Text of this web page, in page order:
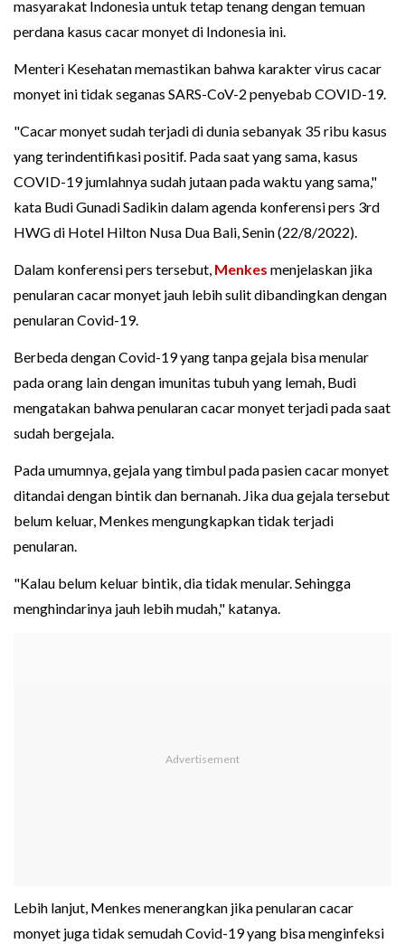
masyarakat Indonesia untuk tetap tenang dengan temuan
perdana kasus cacar monyet di Indonesia ini.
Menteri Kesehatan memastikan bahwa karakter virus cacar
monyet ini tidak seganas SARS-CoV-2 penyebab COVID-19.
"Cacar monyet sudah terjadi di dunia sebanyak 35 ribu kasus
yang terindentifikasi positif. Pada saat yang sama, kasus
COVID-19 jumlahnya sudah jutaan pada waktu yang sama,"
kata Budi Gunadi Sadikin dalam agenda konferensi pers 3rd
HWG di Hotel Hilton Nusa Dua Bali, Senin (22/8/2022).
Dalam konferensi pers tersebut, Menkes menjelaskan jika
penularan cacar monyet jauh lebih sulit dibandingkan dengan
penularan Covid-19.
Berbeda dengan Covid-19 yang tanpa gejala bisa menular
pada orang lain dengan imunitas tubuh yang lemah, Budi
mengatakan bahwa penularan cacar monyet terjadi pada saat
sudah bergejala.
Pada umumnya, gejala yang timbul pada pasien cacar monyet
ditandai dengan bintik dan bernanah. Jika dua gejala tersebut
belum keluar, Menkes mengungkapkan tidak terjadi
penularan.
"Kalau belum keluar bintik, dia tidak menular. Sehingga
menghindarinya jauh lebih mudah," katanya.
Lebih lanjut, Menkes menerangkan jika penularan cacar
monyet juga tidak semudah Covid-19 yang bisa menginfeksi